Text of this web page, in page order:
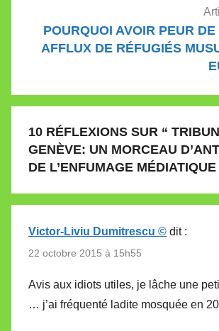
POURQUOI AVOIR PEUR DE
AFFLUX DE RÉFUGIÉS
10 RÉFLEXIONS SUR “
GENÈVE: UN MORCEAU
DE L’ENFUMAGE MÉDIATIQUE
Victor-Liviu Dumitrescu © dit :
22 octobre 2015 à 15h55
Avis aux idiots utiles, je lâche une
… j’ai fréquenté ladite mosquée en